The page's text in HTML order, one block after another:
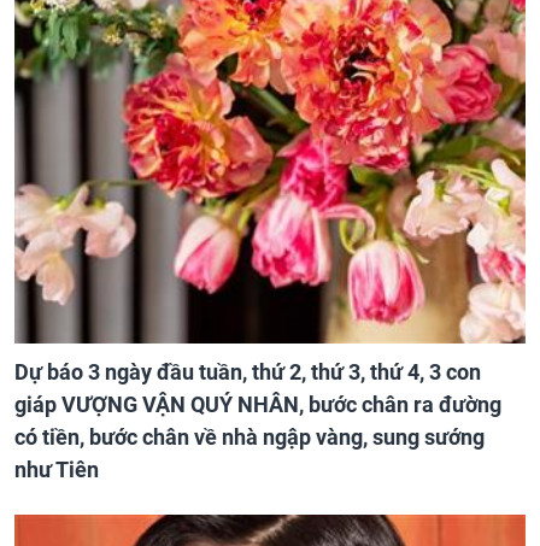
Dự báo 3 ngày đầu tuần, thứ 2, thứ 3, thứ 4, 3 con
giáp VƯỢNG VẬN QUÝ NHÂN, bước chân ra đường
có tiền, bước chân về nhà ngập vàng, sung sướng
như Tiên